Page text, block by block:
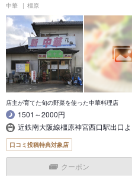
中華 橿原
店主が育てた旬の野菜を使った中華料理店
1501～2000円
近鉄南大阪線橿原神宮西口駅出口
口コミ投稿特典対象店
クーポン